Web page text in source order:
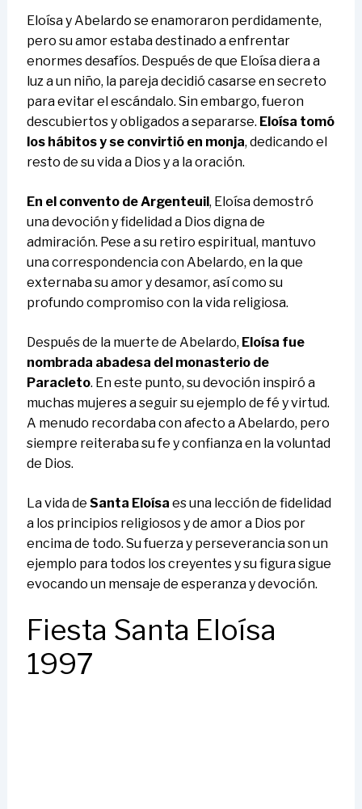
Eloísa y Abelardo se enamoraron perdidamente,
pero su amor estaba destinado a enfrentar
enormes desafíos. Después de que Eloísa diera a
luz a un niño, la pareja decidió casarse en secreto
para evitar el escándalo. Sin embargo, fueron
descubiertos y obligados a separarse. Eloísa tomó
los hábitos y se convirtió en monja, dedicando el
resto de su vida a Dios y a la oración.
En el convento de Argenteuil, Eloísa demostró
una devoción y fidelidad a Dios digna de
admiración. Pese a su retiro espiritual, mantuvo
una correspondencia con Abelardo, en la que
externaba su amor y desamor, así como su
profundo compromiso con la vida religiosa.
Después de la muerte de Abelardo, Eloísa fue
nombrada abadesa del monasterio de
Paracleto. En este punto, su devoción inspiró a
muchas mujeres a seguir su ejemplo de fé y virtud.
A menudo recordaba con afecto a Abelardo, pero
siempre reiteraba su fe y confianza en la voluntad
de Dios.
La vida de Santa Eloísa es una lección de fidelidad
a los principios religiosos y de amor a Dios por
encima de todo. Su fuerza y ​​perseverancia son un
ejemplo para todos los creyentes y su figura sigue
evocando un mensaje de esperanza y devoción.
Fiesta Santa Eloísa
1997